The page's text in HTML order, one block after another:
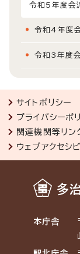
令和5年度会
令和4年度
令和3年度
サイトポリシー
プライバシーポ
関連機関等リン
ウェブアクセシ
多
本庁舎